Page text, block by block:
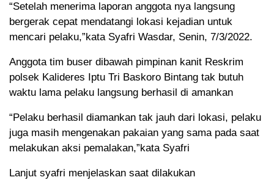
“Setelah menerima laporan anggota nya langsung
bergerak cepat mendatangi lokasi kejadian untuk
mencari pelaku,”kata Syafri Wasdar, Senin, 7/3/2022.
Anggota tim buser dibawah pimpinan kanit Reskrim
polsek Kalideres Iptu Tri Baskoro Bintang tak butuh
waktu lama pelaku langsung berhasil di amankan
“Pelaku berhasil diamankan tak jauh dari lokasi, pelaku
juga masih mengenakan pakaian yang sama pada saat
melakukan aksi pemalakan,”kata Syafri
Lanjut syafri menjelaskan saat dilakukan